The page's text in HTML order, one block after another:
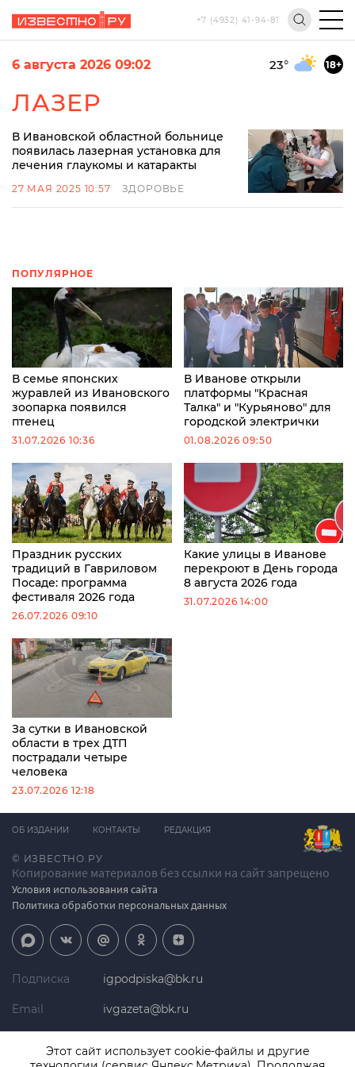
+7 (4932) 41-94-81
6 августа 2026 09:02 23° 18+
ЛАЗЕР
В Ивановской областной больнице
появилась лазерная установка для
лечения глаукомы и катаракты
27 МАЯ 2025 10:57 ЗДОРОВЬЕ
ПОПУЛЯРНОЕ
В семье японских
журавлей из Ивановского
зоопарка появился
птенец
31.07.2026 10:36
В Иванове открыли
платформы "Красная
Талка" и "Курьяново" для
городской электрички
01.08.2026 09:50
Праздник русских
традиций в Гавриловом
Посаде: программа
фестиваля 2026 года
26.07.2026 09:10
Какие улицы в Иванове
перекроют в День города
8 августа 2026 года
31.07.2026 14:00
За сутки в Ивановской
области в трех ДТП
пострадали четыре
человека
23.07.2026 12:18
© ИЗВЕСТНО.РУ
Копирование материалов без ссылки на сайт запрещено
Условия использования сайта
Политика обработки персональных данных
ОБ ИЗДАНИИ КОНТАКТЫ РЕДАКЦИЯ
Подписка igpodpiska@bk.ru
Email ivgazeta@bk.ru
Этот сайт использует cookie-файлы и другие